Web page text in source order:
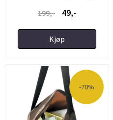
199,- 49,-
Kjøp
-70%